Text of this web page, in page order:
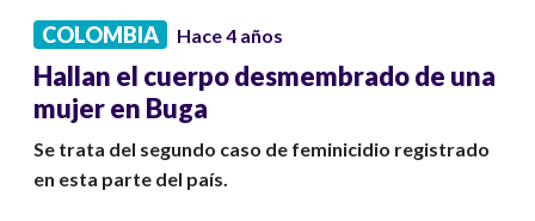
COLOMBIA Hace 4 años
Hallan el cuerpo desmembrado de una
mujer en Buga
Se trata del segundo caso de feminicidio registrado
en esta parte del país.